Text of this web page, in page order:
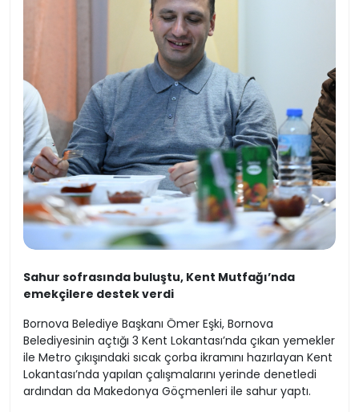
Sahur sofrasında buluştu, Kent Mutfağı’nda
emekçilere destek verdi
Bornova Belediye Başkanı Ömer Eşki, Bornova
Belediyesinin açtığı 3 Kent Lokantası’nda çıkan yemekler
ile Metro çıkışındaki sıcak çorba ikramını hazırlayan Kent
Lokantası’nda yapılan çalışmalarını yerinde denetledi
ardından da Makedonya Göçmenleri ile sahur yaptı.